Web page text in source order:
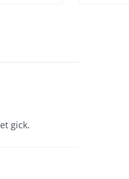
gick.